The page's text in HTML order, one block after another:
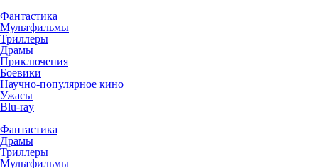
Фантастика
Мультфильмы
Триллеры
Драмы
Приключения
Боевики
Научно-популярное кино
Ужасы
Blu-ray
Фантастика
Драмы
Триллеры
Мультфильмы